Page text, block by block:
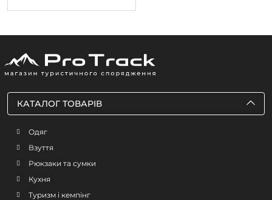
КАТАЛОГ ТОВАРІВ
Одяг
Взуття
Рюкзаки та сумки
Кухня
Туризм і кемпінг